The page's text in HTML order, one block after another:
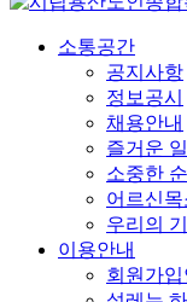
소통공간
공지사항
정보공시
채용안내
즐거운
소중한
어르신목
우리의
이용안내
회원가입